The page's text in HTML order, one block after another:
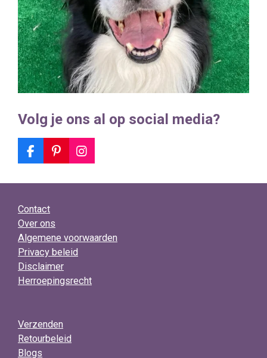
Volg je ons al op social media?
F
a
o
o
k
P
i
s
t
I
n
a
m
Contact
Over ons
Algemene voorwaarden
Privacy beleid
Disclaimer
Herroepingsrecht
Verzenden
Retourbeleid
Blogs